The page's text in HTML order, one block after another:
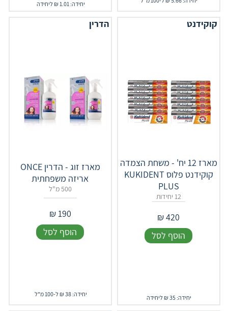
יחידה: 1.01 ₪ ליחידה
קוקידנט
מארז 12 יח' - משחת הצמדה
קוקידנט פלוס KUKIDENT
PLUS
12 יחידות
420
₪
הוסף לסל
יחידה: 35 ₪ ליחידה
הדרין
מארז זוג - הדרין ONCE
אריזה משפחתית
500 מ"ל
190
₪
הוסף לסל
יחידה: 38 ₪ ל-100 מ"ל